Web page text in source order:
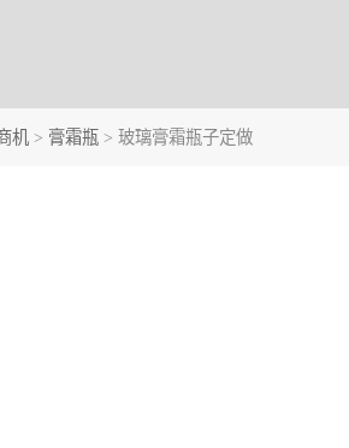
机 > 膏霜瓶 > 玻璃膏霜瓶子定做